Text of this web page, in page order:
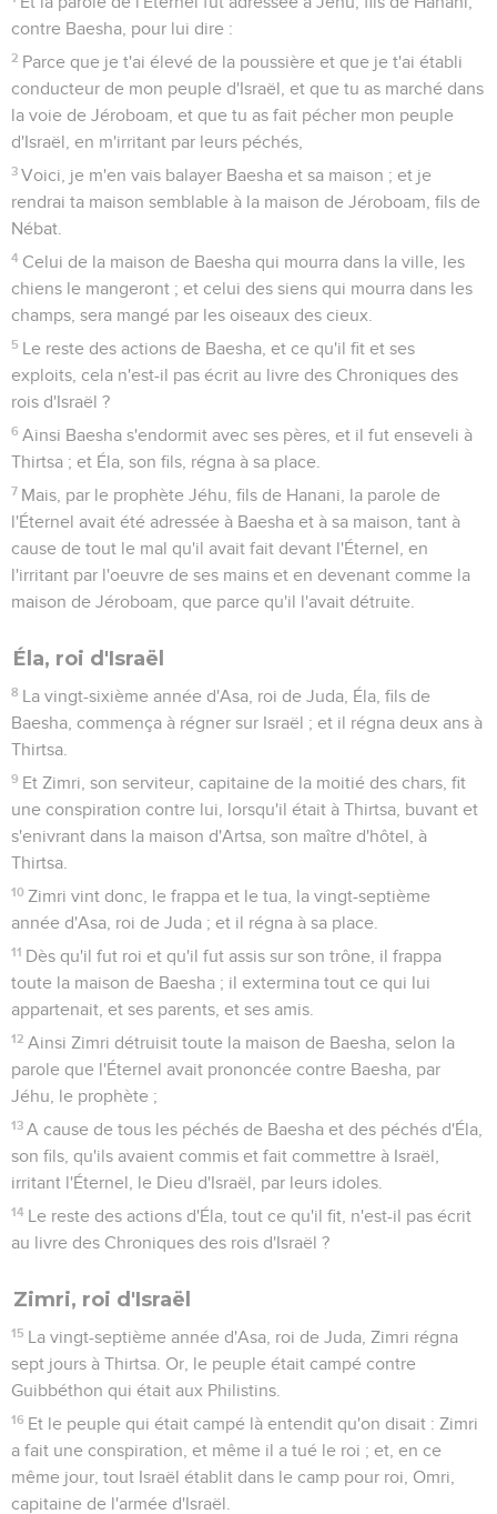
contre Baesha, pour lui dire :
2 Parce que je t'ai élevé de la poussière et que je t'ai établi
conducteur de mon peuple d'Israël, et que tu as marché dans
la voie de Jéroboam, et que tu as fait pécher mon peuple
d'Israël, en m'irritant par leurs péchés,
3 Voici, je m'en vais balayer Baesha et sa maison ; et je
rendrai ta maison semblable à la maison de Jéroboam, fils de
Nébat.
4 Celui de la maison de Baesha qui mourra dans la ville, les
chiens le mangeront ; et celui des siens qui mourra dans les
champs, sera mangé par les oiseaux des cieux.
5 Le reste des actions de Baesha, et ce qu'il fit et ses
exploits, cela n'est-il pas écrit au livre des Chroniques des
rois d'Israël ?
6 Ainsi Baesha s'endormit avec ses pères, et il fut enseveli à
Thirtsa ; et Éla, son fils, régna à sa place.
7 Mais, par le prophète Jéhu, fils de Hanani, la parole de
l'Éternel avait été adressée à Baesha et à sa maison, tant à
cause de tout le mal qu'il avait fait devant l'Éternel, en
l'irritant par l'oeuvre de ses mains et en devenant comme la
maison de Jéroboam, que parce qu'il l'avait détruite.
Éla, roi d'Israël
8 La vingt-sixième année d'Asa, roi de Juda, Éla, fils de
Baesha, commença à régner sur Israël ; et il régna deux ans à
Thirtsa.
9 Et Zimri, son serviteur, capitaine de la moitié des chars, fit
une conspiration contre lui, lorsqu'il était à Thirtsa, buvant et
s'enivrant dans la maison d'Artsa, son maître d'hôtel, à
Thirtsa.
10 Zimri vint donc, le frappa et le tua, la vingt-septième
année d'Asa, roi de Juda ; et il régna à sa place.
11 Dès qu'il fut roi et qu'il fut assis sur son trône, il frappa
toute la maison de Baesha ; il extermina tout ce qui lui
appartenait, et ses parents, et ses amis.
12 Ainsi Zimri détruisit toute la maison de Baesha, selon la
parole que l'Éternel avait prononcée contre Baesha, par
Jéhu, le prophète ;
13 A cause de tous les péchés de Baesha et des péchés d'Éla,
son fils, qu'ils avaient commis et fait commettre à Israël,
irritant l'Éternel, le Dieu d'Israël, par leurs idoles.
14 Le reste des actions d'Éla, tout ce qu'il fit, n'est-il pas écrit
au livre des Chroniques des rois d'Israël ?
Zimri, roi d'Israël
15 La vingt-septième année d'Asa, roi de Juda, Zimri régna
sept jours à Thirtsa. Or, le peuple était campé contre
Guibbéthon qui était aux Philistins.
16 Et le peuple qui était campé là entendit qu'on disait : Zimri
a fait une conspiration, et même il a tué le roi ; et, en ce
même jour, tout Israël établit dans le camp pour roi, Omri,
capitaine de l'armée d'Israël.